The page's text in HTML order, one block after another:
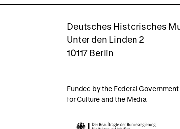
LetterboxdDeutsches Historisches
Unter den Linden 2
10117 Berlin
Funded by the Federal
for Culture and the Media